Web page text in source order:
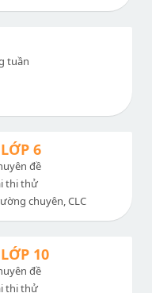
tuần
6
đề
thi thử
chuyên, CLC
10
đề
thi thử